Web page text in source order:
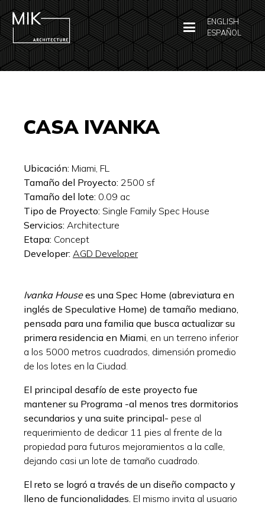
ENGLISH
ESPAÑOL
CASA IVANKA
Ubicación: Miami, FL
Tamaño del Proyecto: 2500 sf
Tamaño del lote: 0.09 ac
Tipo de Proyecto: Single Family Spec House
Servicios: Architecture
Etapa: Concept
Developer: AGD Developer
Ivanka Housees una Spec Home (abreviatura en
inglés de Speculative Home) de tamaño mediano,
pensada para una familia que busca actualizar su
primera residencia en Miami, en un terreno inferior
a los 5000 metros cuadrados, dimensión promedio
de los lotes en la Ciudad.
El principal desafío de este proyecto fue
mantener su Programa -al menos tres dormitorios
secundarios y una suite principal- pese al
requerimiento de dedicar 11 pies al frente de la
propiedad para futuros mejoramientos a la calle,
dejando casi un lote de tamaño cuadrado.
El reto se logró a través de un diseño compacto y
lleno de funcionalidades. El mismo invita al usuario